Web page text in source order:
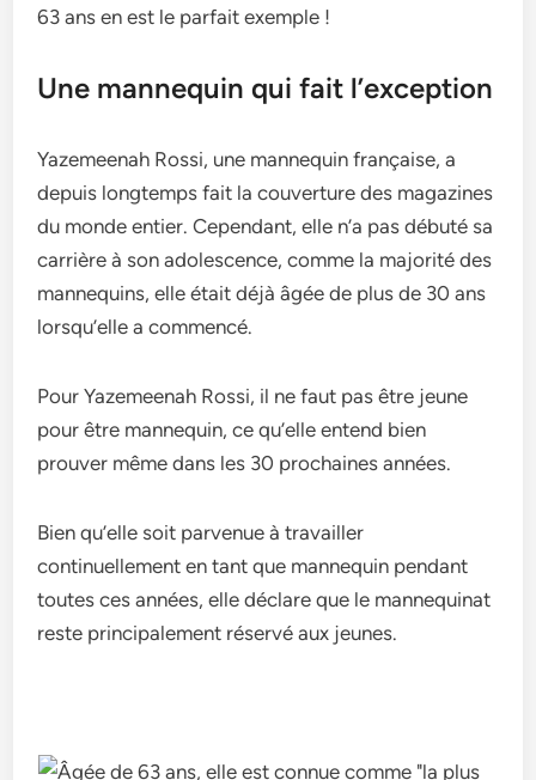
63 ans en est le parfait exemple !
Une mannequin qui fait l’exception
Yazemeenah Rossi, une mannequin française, a
depuis longtemps fait la couverture des magazines
du monde entier. Cependant, elle n’a pas débuté sa
carrière à son adolescence, comme la majorité des
mannequins, elle était déjà âgée de plus de 30 ans
lorsqu’elle a commencé.
Pour Yazemeenah Rossi, il ne faut pas être jeune
pour être mannequin, ce qu’elle entend bien
prouver même dans les 30 prochaines années.
Bien qu’elle soit parvenue à travailler
continuellement en tant que mannequin pendant
toutes ces années, elle déclare que le mannequinat
reste principalement réservé aux jeunes.